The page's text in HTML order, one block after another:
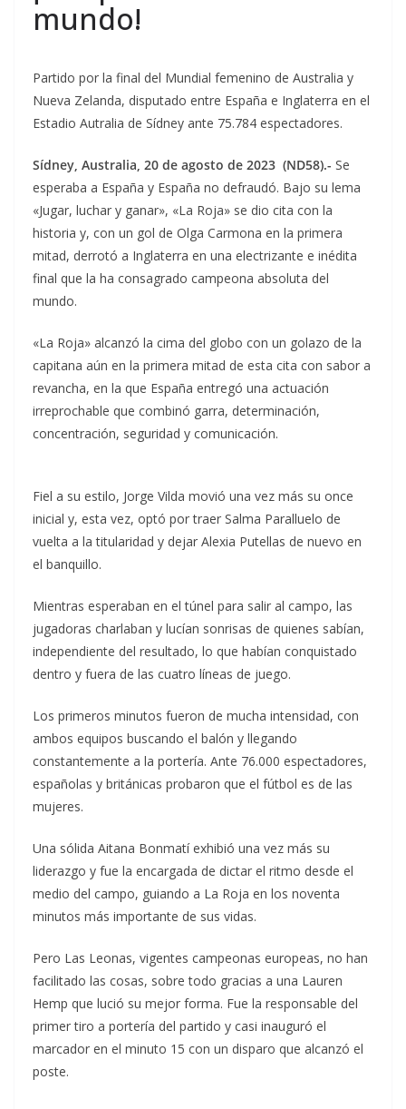
mundo!
Partido por la final del Mundial femenino de Australia y
Nueva Zelanda, disputado entre España e Inglaterra en el
Estadio Autralia de Sídney ante 75.784 espectadores.
Sídney, Australia, 20 de agosto de 2023 (ND58).- Se
esperaba a España y España no defraudó. Bajo su lema
«Jugar, luchar y ganar», «La Roja» se dio cita con la
historia y, con un gol de Olga Carmona en la primera
mitad, derrotó a Inglaterra en una electrizante e inédita
final que la ha consagrado campeona absoluta del
mundo.
«La Roja» alcanzó la cima del globo con un golazo de la
capitana aún en la primera mitad de esta cita con sabor a
revancha, en la que España entregó una actuación
irreprochable que combinó garra, determinación,
concentración, seguridad y comunicación.
Fiel a su estilo, Jorge Vilda movió una vez más su once
inicial y, esta vez, optó por traer Salma Paralluelo de
vuelta a la titularidad y dejar Alexia Putellas de nuevo en
el banquillo.
Mientras esperaban en el túnel para salir al campo, las
jugadoras charlaban y lucían sonrisas de quienes sabían,
independiente del resultado, lo que habían conquistado
dentro y fuera de las cuatro líneas de juego.
Los primeros minutos fueron de mucha intensidad, con
ambos equipos buscando el balón y llegando
constantemente a la portería. Ante 76.000 espectadores,
españolas y británicas probaron que el fútbol es de las
mujeres.
Una sólida Aitana Bonmatí exhibió una vez más su
liderazgo y fue la encargada de dictar el ritmo desde el
medio del campo, guiando a La Roja en los noventa
minutos más importante de sus vidas.
Pero Las Leonas, vigentes campeonas europeas, no han
facilitado las cosas, sobre todo gracias a una Lauren
Hemp que lució su mejor forma. Fue la responsable del
primer tiro a portería del partido y casi inauguró el
marcador en el minuto 15 con un disparo que alcanzó el
poste.